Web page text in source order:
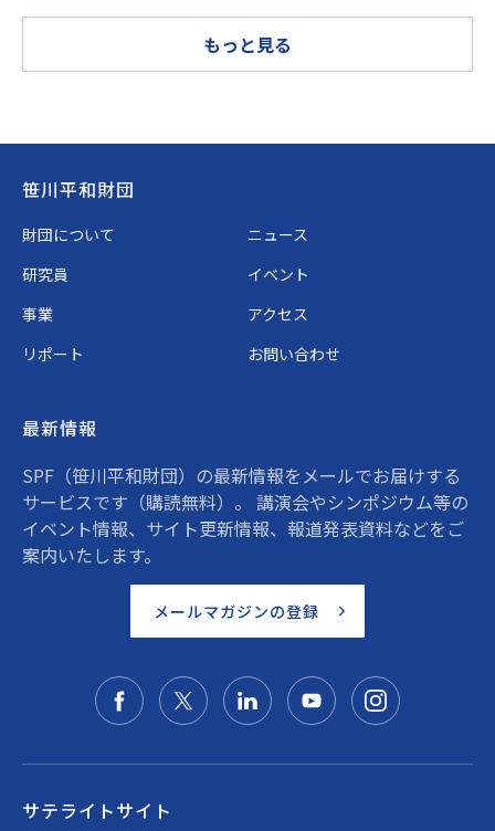
もっと見る
Footer
笹川平和財団
財団について
ニュース
研究員
イベント
事業
アクセス
リポート
お問い合わせ
最新情報
SPF（笹川平和財団）の最新情報をメールでお届けする
サービスです（購読無料）。 講演会やシンポジウム等の
イベント情報、サイト更新情報、報道発表資料などをご
案内いたします。
メールマガジンの登録
サテライトサイト